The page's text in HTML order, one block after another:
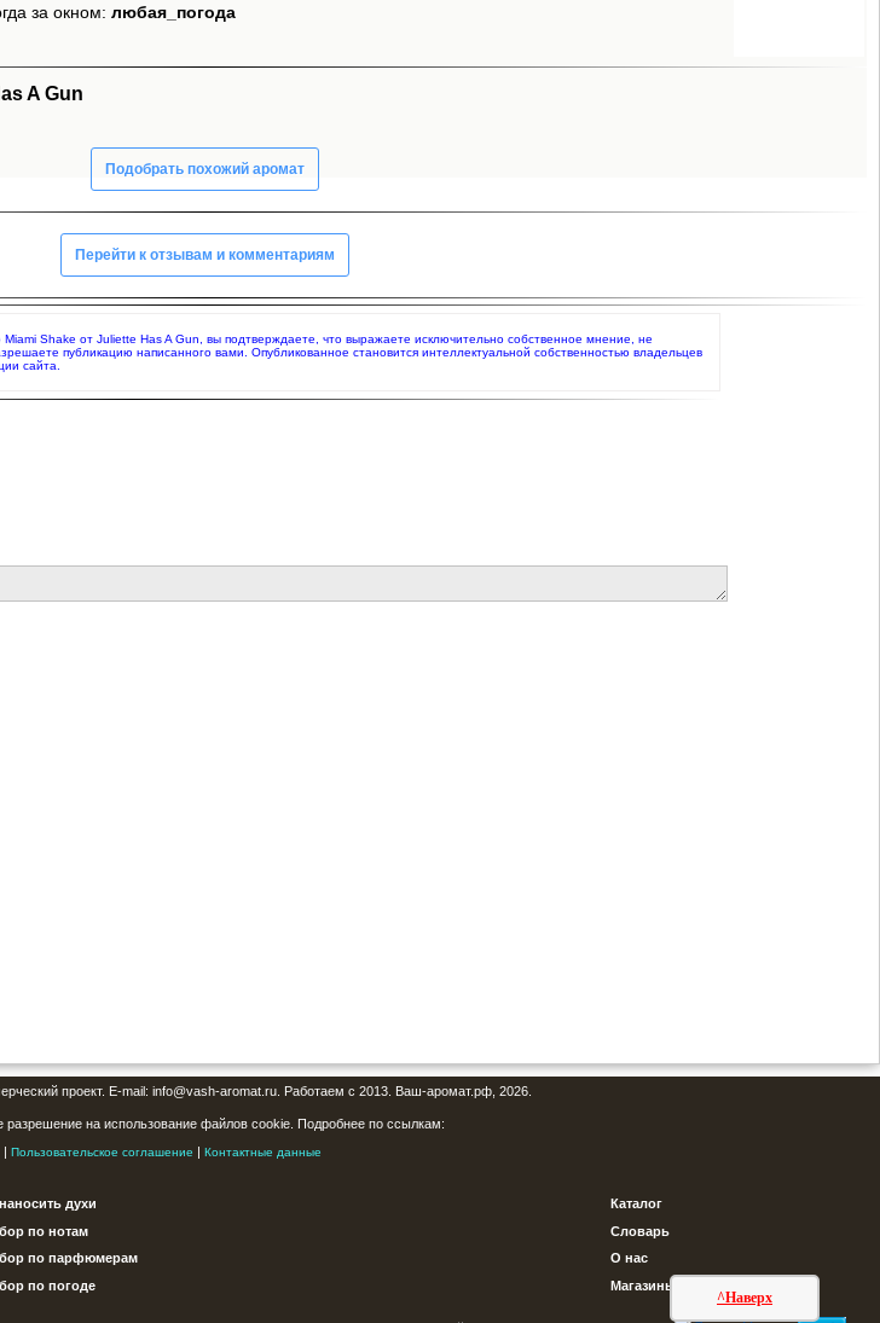
за окном: любая_погода
A Gun
Подобрать похожий аромат
Перейти к отзывам и комментариям
Shake от Juliette Has A Gun, вы подтверждаете, что выражаете исключительно собственное мнение, не
публикацию написанного вами. Опубликованное становится интеллектуальной собственностью владельцев
сайта.
^Наверх
проект. E-mail: info@vash-aromat.ru. Работаем с 2013. Ваш-аромат.рф, 2026.
разрешение на использование файлов cookie. Подробнее по ссылкам:
| Пользовательское соглашение | Контактные данные
духи
по нотам
по парфюмерам
по погоде
Каталог
Словарь
О нас
Магазины